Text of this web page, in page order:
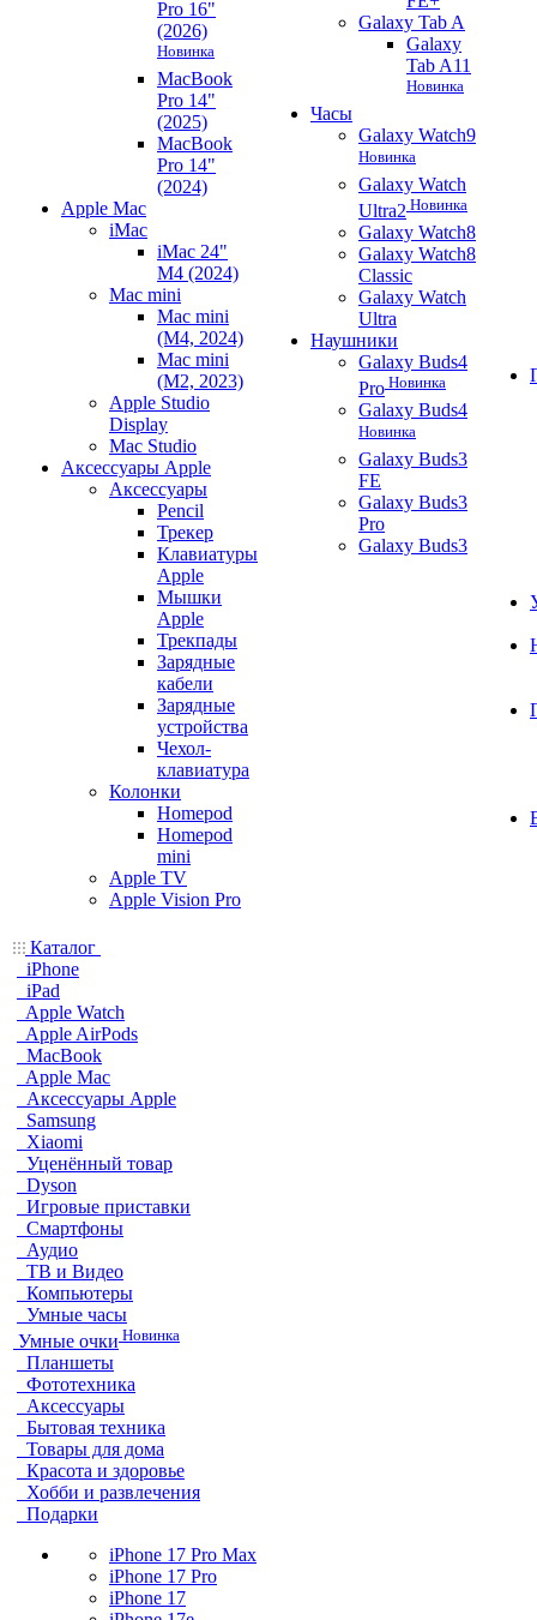
Pro 16"
(2026)
Новинка
MacBook
Pro 14"
(2025)
MacBook
Pro 14"
(2024)
Apple Mac
iMac
iMac 24"
M4 (2024)
Mac mini
Mac mini
(M4, 2024)
Mac mini
(M2, 2023)
Apple Studio
Display
Mac Studio
Аксессуары Apple
Аксессуары
Pencil
Трекер
Клавиатуры
Apple
Мышки
Apple
Трекпады
Зарядные
кабели
Зарядные
устройства
Чехол-
клавиатура
Колонки
Homepod
Homepod
mini
Apple TV
Apple Vision Pro
Galaxy Tab A
Galaxy
Tab A11
Новинка
Часы
Galaxy Watch9
Новинка
Galaxy Watch
Ultra2 Новинка
Galaxy Watch8
Galaxy Watch8
Classic
Galaxy Watch
Ultra
Наушники
Galaxy Buds4
Pro Новинка
Galaxy Buds4
Новинка
Galaxy Buds3
FE
Galaxy Buds3
Pro
Galaxy Buds3
Каталог
iPhone
iPad
Apple Watch
Apple AirPods
MacBook
Apple Mac
Аксессуары Apple
Samsung
Xiaomi
Уценённый товар
Dyson
Игровые приставки
Смартфоны
Аудио
ТВ и Видео
Компьютеры
Умные часы
Умные очки Новинка
Планшеты
Фототехника
Аксессуары
Бытовая техника
Товары для дома
Красота и здоровье
Хобби и развлечения
Подарки
iPhone 17 Pro Max
iPhone 17 Pro
iPhone 17